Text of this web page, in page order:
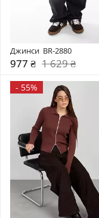
Джинси  BR-2880
977 ₴ 1 629 ₴
- 55%